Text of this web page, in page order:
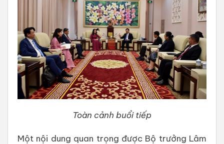
Toàn cảnh buổi tiếp
Một nội dung quan trọng được Bộ trưởng Lâm